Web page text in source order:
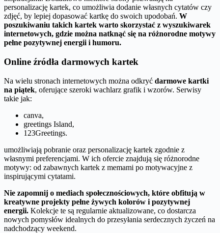
personalizację kartek, co umożliwia dodanie własnych cytatów czy
zdjęć, by lepiej dopasować kartkę do swoich upodobań. W
poszukiwaniu takich kartek warto skorzystać z wyszukiwarek
internetowych, gdzie można natknąć się na różnorodne motywy
pełne pozytywnej energii i humoru.
Online źródła darmowych kartek
Na wielu stronach internetowych można odkryć darmowe kartki
na piątek, oferujące szeroki wachlarz grafik i wzorów. Serwisy
takie jak:
canva,
greetings Island,
123Greetings.
umożliwiają pobranie oraz personalizację kartek zgodnie z
własnymi preferencjami. W ich ofercie znajdują się różnorodne
motywy: od zabawnych kartek z memami po motywacyjne z
inspirującymi cytatami.
Nie zapomnij o mediach społecznościowych, które obfitują w
kreatywne projekty pełne żywych kolorów i pozytywnej
energii. Kolekcje te są regularnie aktualizowane, co dostarcza
nowych pomysłów idealnych do przesyłania serdecznych życzeń na
nadchodzący weekend.